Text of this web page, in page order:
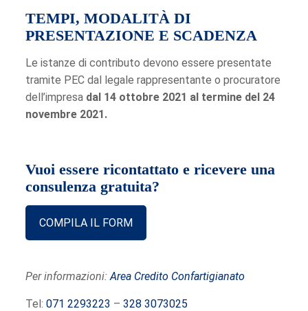
TEMPI, MODALITÀ DI
PRESENTAZIONE E SCADENZA
Le istanze di contributo devono essere presentate
tramite PEC dal legale rappresentante o procuratore
dell’impresa dal 14 ottobre 2021 al termine del 24
novembre 2021.
Vuoi essere ricontattato e ricevere una
consulenza gratuita?
COMPILA IL FORM
Per informazioni:Area Credito Confartigianato
Tel: 071 2293223 – 328 3073025